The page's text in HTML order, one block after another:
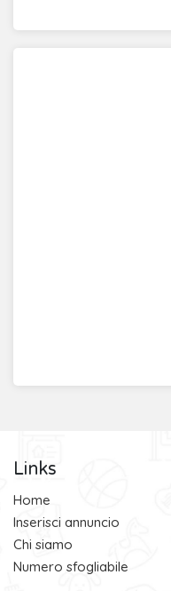
Links
Home
Inserisci annuncio
Chi siamo
Numero sfogliabile